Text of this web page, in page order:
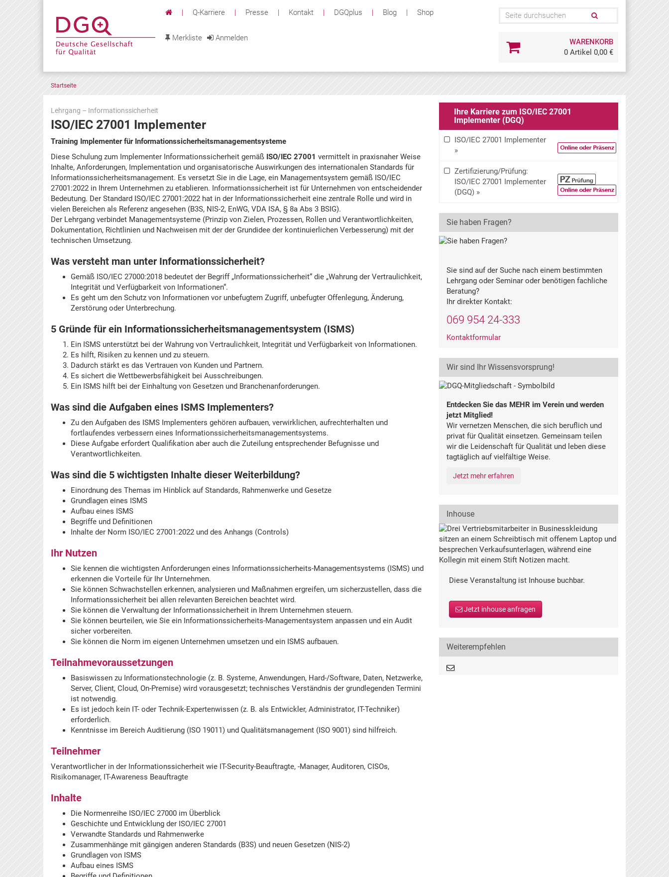
| Q-Karriere | Presse | Kontakt | DGQplus | Blog | Shop
WARENKORB
0 Artikel 0,00 €
Merkliste Anmelden
Startseite
Lehrgang – Informationssicherheit
ISO/IEC 27001 Implementer
Zu
Terminen
springen
Training Implementer für Informationssicherheitsmanagementsysteme
Diese Schulung zum Implementer Informationssicherheit gemäß ISO/IEC 27001 vermittelt in praxisnaher Weise
Inhalte, Anforderungen, Implementation und organisatorische Auswirkungen des internationalen Standards für
Informationssicherheitsmanagement. Es versetzt Sie in die Lage, ein Managementsystem gemäß ISO/IEC
27001:2022 in Ihrem Unternehmen zu etablieren. Informationssicherheit ist für Unternehmen von entscheidender
Bedeutung. Der Standard ISO/IEC 27001:2022 hat in der Informationssicherheit eine zentrale Rolle und wird in
vielen Bereichen als Referenz angesehen (B3S, NIS-2, EnWG, VDA ISA, § 8a Abs 3 BSIG).
Der Lehrgang verbindet Managementsysteme (Prinzip von Zielen, Prozessen, Rollen und Verantwortlichkeiten,
Dokumentation, Richtlinien und Nachweisen mit der der Grundidee der kontinuierlichen Verbesserung) mit der
technischen Umsetzung.
Was versteht man unter Informationssicherheit?
Gemäß ISO/IEC 27000:2018 bedeutet der Begriff „Informationssicherheit“ die „Wahrung der Vertraulichkeit,
Integrität und Verfügbarkeit von Informationen“.
Es geht um den Schutz von Informationen vor unbefugtem Zugriff, unbefugter Offenlegung, Änderung,
Zerstörung oder Unterbrechung.
5 Gründe für ein Informationssicherheitsmanagementsystem (ISMS)
Ein ISMS unterstützt bei der Wahrung von Vertraulichkeit, Integrität und Verfügbarkeit von Informationen.
Es hilft, Risiken zu kennen und zu steuern.
Dadurch stärkt es das Vertrauen von Kunden und Partnern.
Es sichert die Wettbewerbsfähigkeit bei Ausschreibungen.
Ein ISMS hilft bei der Einhaltung von Gesetzen und Branchenanforderungen.
Was sind die Aufgaben eines ISMS Implementers?
Zu den Aufgaben des ISMS Implementers gehören aufbauen, verwirklichen, aufrechterhalten und
fortlaufendes verbessern eines Informationssicherheitsmanagementsystems.
Diese Aufgabe erfordert Qualifikation aber auch die Zuteilung entsprechender Befugnisse und
Verantwortlichkeiten.
Was sind die 5 wichtigsten Inhalte dieser Weiterbildung?
Einordnung des Themas im Hinblick auf Standards, Rahmenwerke und Gesetze
Grundlagen eines ISMS
Aufbau eines ISMS
Begriffe und Definitionen
Inhalte der Norm ISO/IEC 27001:2022 und des Anhangs (Controls)
Ihr Nutzen
Sie kennen die wichtigsten Anforderungen eines Informationssicherheits-Managementsystems (ISMS) und
erkennen die Vorteile für Ihr Unternehmen.
Sie können Schwachstellen erkennen, analysieren und Maßnahmen ergreifen, um sicherzustellen, dass die
Informationssicherheit bei allen relevanten Bereichen beachtet wird.
Sie können die Verwaltung der Informationssicherheit in Ihrem Unternehmen steuern.
Sie können beurteilen, wie Sie ein Informationssicherheits-Managementsystem anpassen und ein Audit
sicher vorbereiten.
Sie können die Norm im eigenen Unternehmen umsetzen und ein ISMS aufbauen.
Teilnahmevoraussetzungen
Basiswissen zu Informationstechnologie (z. B. Systeme, Anwendungen, Hard-/Software, Daten, Netzwerke,
Server, Client, Cloud, On-Premise) wird vorausgesetzt; technisches Verständnis der grundlegenden Termini
ist notwendig.
Es ist jedoch kein IT- oder Technik-Expertenwissen (z. B. als Entwickler, Administrator, IT-Techniker)
erforderlich.
Kenntnisse im Bereich Auditierung (ISO 19011) und Qualitätsmanagement (ISO 9001) sind hilfreich.
Teilnehmer
Verantwortlicher in der Informationssicherheit wie IT-Security-Beauftragte, -Manager, Auditoren, CISOs,
Risikomanager, IT-Awareness Beauftragte
Inhalte
Die Normenreihe ISO/IEC 27000 im Überblick
Geschichte und Entwicklung der ISO/IEC 27001
Verwandte Standards und Rahmenwerke
Zusammenhänge mit gängigen anderen Standards (B3S) und neuen Gesetzen (NIS-2)
Grundlagen von ISMS
Aufbau eines ISMS
Ihre Karriere zum ISO/IEC 27001
Implementer (DGQ)
ISO/IEC 27001 Implementer
»
Zertifizierung/Prüfung:
ISO/IEC 27001 Implementer
(DGQ) »
Sie haben Fragen?
Sie sind auf der Suche nach einem bestimmten
Lehrgang oder Seminar oder benötigen fachliche
Beratung?
Ihr direkter Kontakt:
069 954 24-333
Kontaktformular
Wir sind Ihr Wissensvorsprung!
Entdecken Sie das MEHR im Verein und werden
jetzt Mitglied!
Wir vernetzen Menschen, die sich beruflich und
privat für Qualität einsetzen. Gemeinsam teilen
wir die Leidenschaft für Qualität und leben diese
tagtäglich auf vielfältige Weise.
Jetzt mehr erfahren
Inhouse
Diese Veranstaltung ist Inhouse buchbar.
Jetzt inhouse anfragen
Weiterempfehlen